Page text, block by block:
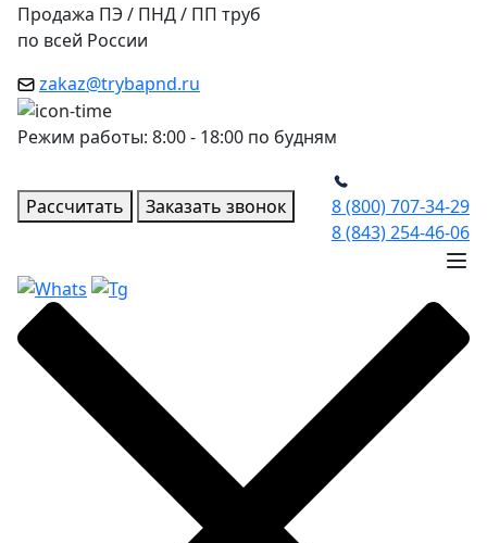
Продажа ПЭ / ПНД / ПП труб
по всей России
zakaz@trybapnd.ru
Режим работы: 8:00 - 18:00 по будням
Рассчитать Заказать звонок
8 (800) 707-34-29
8 (843) 254-46-06